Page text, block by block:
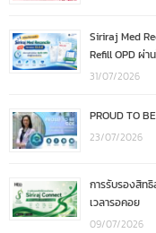
Siriraj Med
Refill OPD ผ่า
31/07/2026
PROUD TO
23/07/2026
การรับรองสิท
เวลารอคอย
09/07/2026